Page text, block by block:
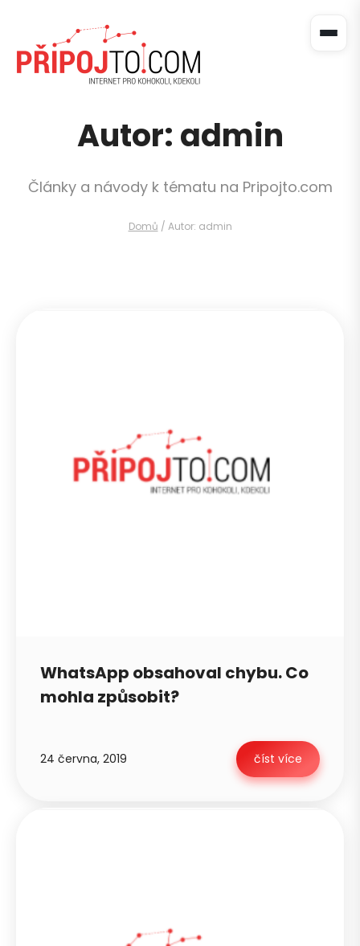
Autor: admin
Články a návody k tématu na Pripojto.com
Domů / Autor: admin
WhatsApp obsahoval chybu. Co
mohla způsobit?
24 června, 2019 číst více